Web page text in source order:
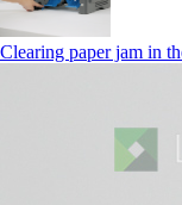
Clearing paper jam in